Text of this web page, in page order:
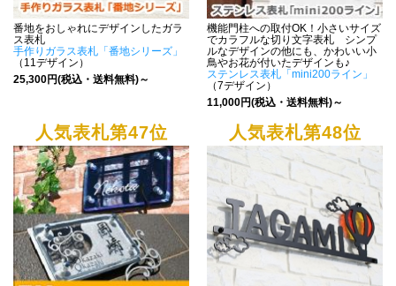
番地をおしゃれにデザインしたガラ
ス表札
手作りガラス表札「番地シリーズ」
（11デザイン）
25,300円(税込・送料無料)～
機能門柱への取付OK！小さいサイズ
でカラフルな切り文字表札 シンプ
ルなデザインの他にも、かわいい小
鳥やお花が付いたデザインも♪
ステンレス表札「mini200ライン」
（7デザイン）
11,000円(税込・送料無料)～
人気表札第47位 人気表札第48位